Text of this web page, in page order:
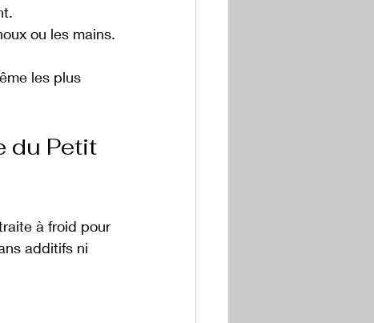
ou les mains.
les plus
du Petit
à froid pour
additifs ni